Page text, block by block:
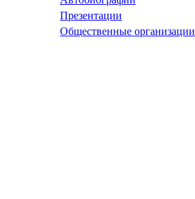
Презентации
Общественные организации